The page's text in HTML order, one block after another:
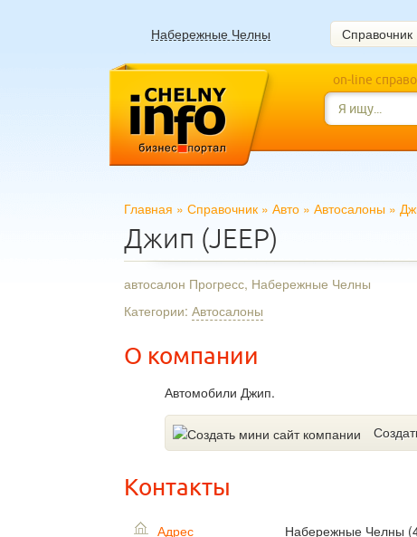
Набережные Челны Справочник
on-line
Главная » Справочник » Авто » Автосалоны »
Джип (JEEP)
автосалон Прогресс, Набережные Челны
Категории: Автосалоны
О компании
Автомобили Джип.
Контакты
Адрес Набережные Челны (